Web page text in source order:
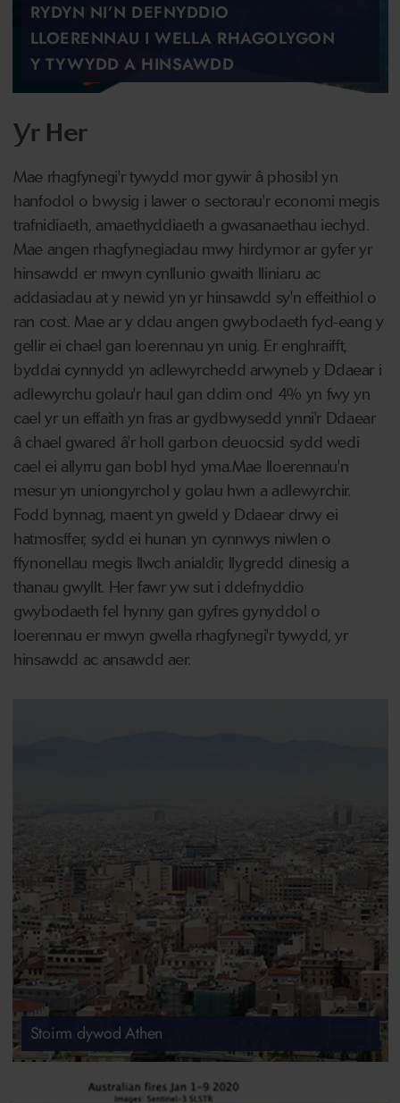
RYDYN NI’N DEFNYDDIO
LLOERENNAU I WELLA RHAGOLYGON
Y TYWYDD A HINSAWDD
Yr Her
Mae rhagfynegi'r tywydd mor gywir â phosibl yn
hanfodol o bwysig i lawer o sectorau'r economi megis
trafnidiaeth, amaethyddiaeth a gwasanaethau iechyd.
Mae angen rhagfynegiadau mwy hirdymor ar gyfer yr
hinsawdd er mwyn cynllunio gwaith lliniaru ac
addasiadau at y newid yn yr hinsawdd sy'n effeithiol o
ran cost. Mae ar y ddau angen gwybodaeth fyd-eang y
gellir ei chael gan loerennau yn unig. Er enghraifft,
byddai cynnydd yn adlewyrchedd arwyneb y Ddaear i
adlewyrchu golau'r haul gan ddim ond 4% yn fwy yn
cael yr un effaith yn fras ar gydbwysedd ynni'r Ddaear
â chael gwared â'r holl garbon deuocsid sydd wedi
cael ei allyrru gan bobl hyd yma.Mae lloerennau'n
mesur yn uniongyrchol y golau hwn a adlewyrchir.
Fodd bynnag, maent yn gweld y Ddaear drwy ei
hatmosffer, sydd ei hunan yn cynnwys niwlen o
ffynonellau megis llwch anialdir, llygredd dinesig a
thanau gwyllt. Her fawr yw sut i ddefnyddio
gwybodaeth fel hynny gan gyfres gynyddol o
loerennau er mwyn gwella rhagfynegi'r tywydd, yr
hinsawdd ac ansawdd aer.
Stoirm dywod Athen